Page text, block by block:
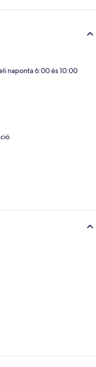
naponta 6:00 és 10:00